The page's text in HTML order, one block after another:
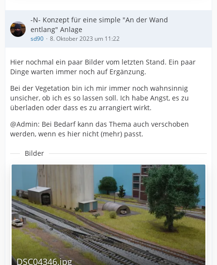
-N- Konzept für eine simple "An der Wand
entlang" Anlage
sd90 8. Oktober 2023 um 11:22
Hier nochmal ein paar Bilder vom letzten Stand. Ein paar
Dinge warten immer noch auf Ergänzung.
Bei der Vegetation bin ich mir immer noch wahnsinnig
unsicher, ob ich es so lassen soll. Ich habe Angst, es zu
überladen oder dass es zu arrangiert wirkt.
@Admin: Bei Bedarf kann das Thema auch verschoben
werden, wenn es hier nicht (mehr) passt.
Bilder
DSC04346.jpg